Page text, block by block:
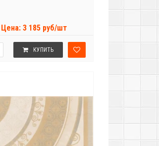
Цена: 3 185 руб/шт
КУПИТЬ